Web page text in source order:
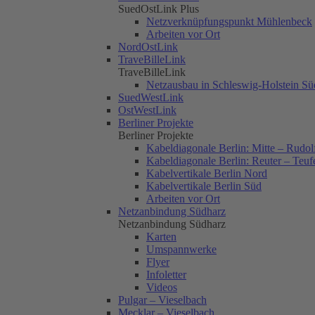
SuedOstLink Plus
Netzverknüpfungspunkt Mühlenbeck
Arbeiten vor Ort
NordOstLink
TraveBilleLink
TraveBilleLink
Netzausbau in Schleswig-Holstein
SuedWestLink
OstWestLink
Berliner Projekte
Berliner Projekte
Kabeldiagonale Berlin: Mitte –
Kabeldiagonale Berlin: Reuter –
Kabelvertikale Berlin Nord
Kabelvertikale Berlin Süd
Arbeiten vor Ort
Netzanbindung Südharz
Netzanbindung Südharz
Karten
Umspannwerke
Flyer
Infoletter
Videos
Pulgar – Vieselbach
Mecklar – Vieselbach